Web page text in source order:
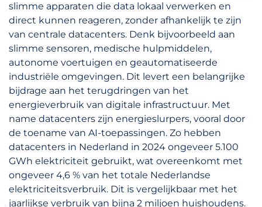
slimme apparaten die data lokaal verwerken en
direct kunnen reageren, zonder afhankelijk te zijn
van centrale datacenters. Denk bijvoorbeeld aan
slimme sensoren, medische hulpmiddelen,
autonome voertuigen en geautomatiseerde
industriële omgevingen. Dit levert een belangrijke
bijdrage aan het terugdringen van het
energieverbruik van digitale infrastructuur. Met
name datacenters zijn energieslurpers, vooral door
de toename van AI-toepassingen. Zo hebben
datacenters in Nederland in 2024 ongeveer 5.100
GWh elektriciteit gebruikt, wat overeenkomt met
ongeveer 4,6 % van het totale Nederlandse
elektriciteitsverbruik. Dit is vergelijkbaar met het
jaarlijkse verbruik van bijna 2 miljoen huishoudens.